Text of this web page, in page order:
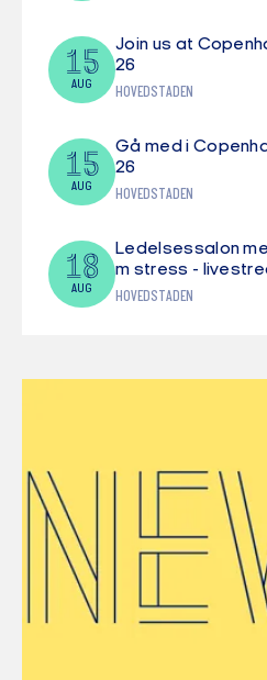
15
AUG
Join us at
26
HOVEDSTADEN
15
AUG
Gå med i
26
HOVEDSTADEN
18
AUG
Ledelsessalon
m stress -
HOVEDSTADEN